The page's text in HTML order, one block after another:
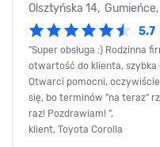
Olsztyńska 14, Gumieńce,
5.7
"Super obsługa :) Rodzinna
otwartość do klienta, szybka
Otwarci pomocni,
się, bo terminów "na teraz"
raz! Pozdrawiam! ",
klient, Toyota Corolla